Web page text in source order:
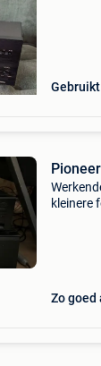
Gebruikt
kleinere
Zo goed